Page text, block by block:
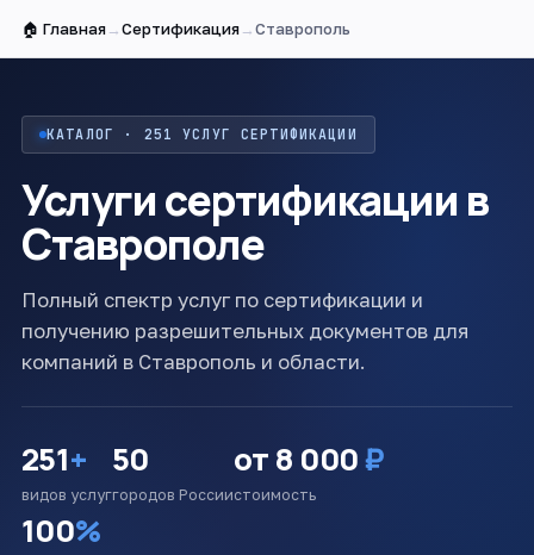
🏠 Главная→Сертификация→Ставрополь
КАТАЛОГ · 251 УСЛУГ СЕРТИФИКАЦИИ
Услуги сертификации в
Ставрополе
Полный спектр услуг по сертификации и
получению разрешительных документов для
компаний в Ставрополь и области.
251+
видов услуг
50
городов России
от 8 000₽
стоимость
100%